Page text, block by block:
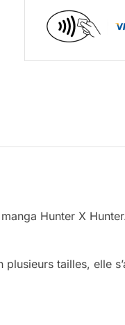
Hunter X
tailles, elle